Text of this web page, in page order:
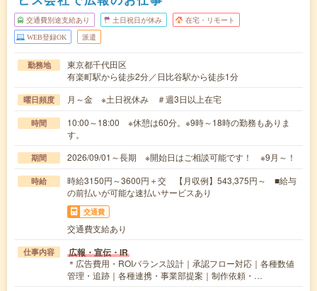
交通費別途支給あり 土日祝日が休み 在宅・リモート
WEB登録OK 派遣
勤務地
東京都千代田区
有楽町駅から徒歩2分／日比谷駅から徒歩1分
曜日頻度 月～金 ※土日祝休み ＃週3日以上在宅
時間
10:00～18:00 ※休憩は60分。※9時～18時の勤務もありま
す。
期間 2026/09/01～長期 ※開始日はご相談可能です！ ※9月～！
時給
時給3150円～3600円＋交 【月収例】543,375円～ ■給与
の前払いが可能な速払いサービスあり
交通費
交通費支給あり
仕事内容 広報・宣伝・IR
＊広告費用・ROIバランス設計｜承認フロー対応｜各種数値
管理・追跡｜各種連携・事業部提案｜制作依頼・…